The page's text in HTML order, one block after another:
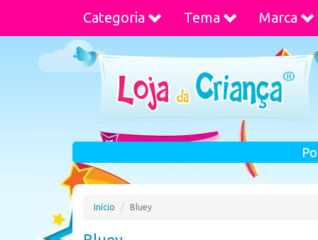
Categoria Tema Marca
Início Bluey